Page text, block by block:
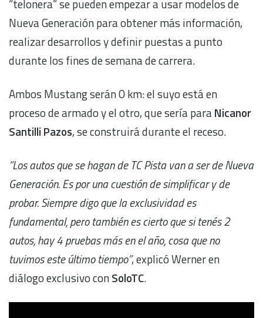
“telonera” se pueden empezar a usar modelos de
Nueva Generación para obtener más información,
realizar desarrollos y definir puestas a punto
durante los fines de semana de carrera.
Ambos Mustang serán 0 km: el suyo está en
proceso de armado y el otro, que sería paraNicanor
Santilli Pazos, se construirá durante el receso.
“Los autos que se hagan de TC Pista van a ser de Nueva
Generación. Es por una cuestión de simplificar y de
probar. Siempre digo que la exclusividad es
fundamental, pero también es cierto que si tenés 2
autos, hay 4 pruebas más en el año, cosa que no
tuvimos este último tiempo”, explicó Werner en
diálogo exclusivo conSoloTC.